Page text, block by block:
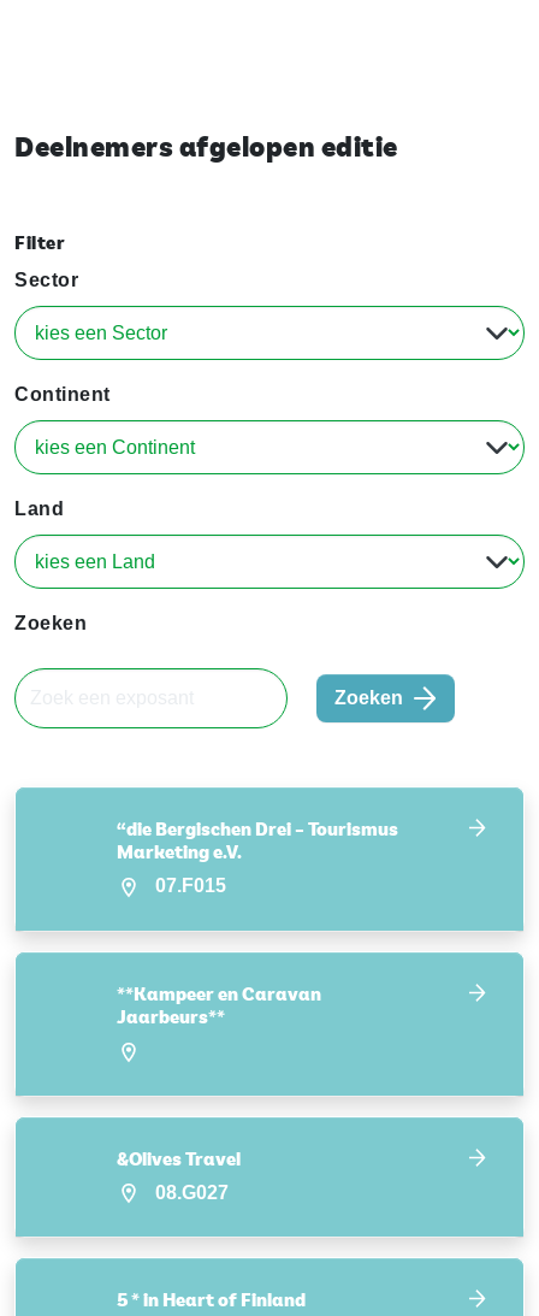
Deelnemers afgelopen editie
Filter
Sector
Continent
Land
Zoeken
Zoeken
“die Bergischen Drei – Tourismus
Marketing e.V.
07.F015
**Kampeer en Caravan
Jaarbeurs**
&Olives Travel
08.G027
5 * in Heart of Finland